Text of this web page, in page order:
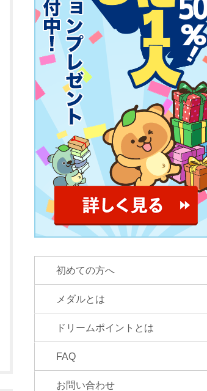
初めての方へ
メダルとは
ドリームポイントとは
FAQ
お問い合わせ